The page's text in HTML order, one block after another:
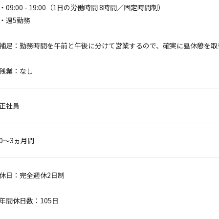
09:00 - 19:00（1日の労働時間 8時間／固定時間制）
週5勤務
足：勤務時間を午前と午後に分けて営業するので、確実に昼休憩を取
業：なし
社員
～3ヵ月間
日：完全週休2日制
間休日数：105日